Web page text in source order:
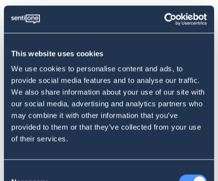
This website uses cookies
We use cookies to personalise content and ads, to
provide social media features and to analyse our traffic.
We also share information about your use of our site with
our social media, advertising and analytics partners who
may combine it with other information that you’ve
provided to them or that they’ve collected from your use
of their services.
Jak zbudować chatbota: Wszystko, co